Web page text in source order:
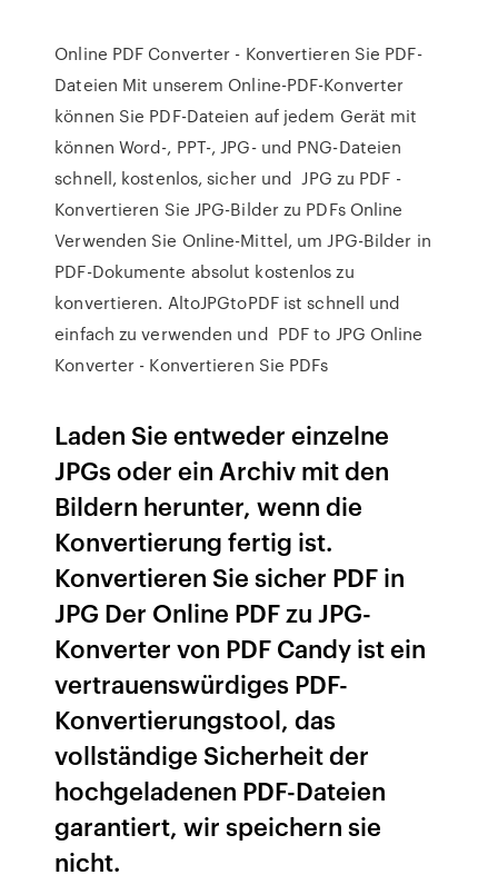
Online PDF Converter - Konvertieren Sie PDF-
Dateien Mit unserem Online-PDF-Konverter
können Sie PDF-Dateien auf jedem Gerät mit
können Word-, PPT-, JPG- und PNG-Dateien
schnell, kostenlos, sicher und JPG zu PDF -
Konvertieren Sie JPG-Bilder zu PDFs Online
Verwenden Sie Online-Mittel, um JPG-Bilder in
PDF-Dokumente absolut kostenlos zu
konvertieren. AltoJPGtoPDF ist schnell und
einfach zu verwenden und PDF to JPG Online
Konverter - Konvertieren Sie PDFs
Laden Sie entweder einzelne
JPGs oder ein Archiv mit den
Bildern herunter, wenn die
Konvertierung fertig ist.
Konvertieren Sie sicher PDF in
JPG Der Online PDF zu JPG-
Konverter von PDF Candy ist ein
vertrauenswürdiges PDF-
Konvertierungstool, das
vollständige Sicherheit der
hochgeladenen PDF-Dateien
garantiert, wir speichern sie
nicht.